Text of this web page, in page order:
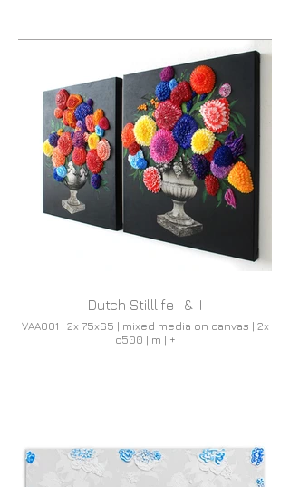
Dutch Stilllife I & II
VAA001 | 2x 75x65 | mixed media on canvas | 2x
c500 | m | +